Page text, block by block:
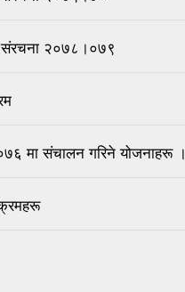
संरचना २०७८।०७९
मा संचालन गरिने योजनाहरू ।